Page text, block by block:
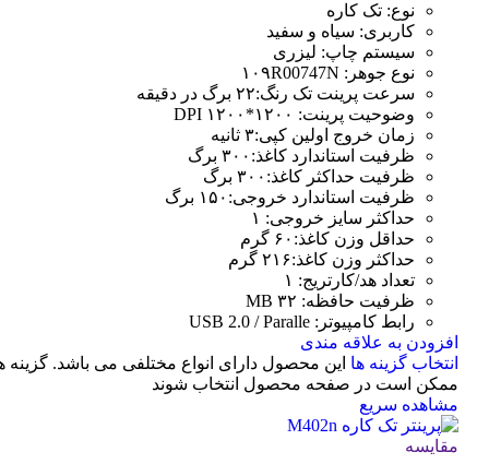
نوع: تک کاره
کاربری: سیاه و سفید
سیستم چاپ: لیزری
نوع جوهر: ۱۰۹R00747N
سرعت پرینت تک رنگ:۲۲ برگ در دقیقه
وضوحیت پرینت: ۱۲۰۰*۱۲۰۰ DPI
زمان خروج اولین کپی:۳ ثانیه
ظرفیت استاندارد کاغذ:۳۰۰ برگ
ظرفیت حداکثر کاغذ:۳۰۰ برگ
ظرفیت استاندارد خروجی:۱۵۰ برگ
حداکثر سایز خروجی: ۱
حداقل وزن کاغذ:۶۰ گرم
حداکثر وزن کاغذ:۲۱۶ گرم
تعداد هد/کارتریج: ۱
ظرفیت حافظه: ۳۲ MB
رابط کامپیوتر: USB 2.0 / Paralle
افزودن به علاقه مندی
انتخاب گزینه ها این محصول دارای انواع مختلفی می باشد. گزینه
ممکن است در صفحه محصول انتخاب شوند
مشاهده سریع
مقایسه